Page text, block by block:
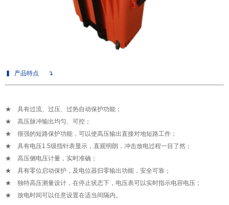
产品特点 ↴
★ 具有过流、过压、过热自动保护功能；
★ 高压脉冲输出均匀、可控；
★ 很强的短路保护功能，可以使高压输出直接对地短路工作；
★ 具有电压1.5级指针表显示，直观明朗，冲击放电过程一目了然；
★ 高压侧电压计量，实时准确；
★ 具有零位启动保护，及电位器归零输出功能，安全可靠；
★ 独特高压测量设计，在停止状态下，电压表可以实时指示电容电压；
★ 放电时间可以任意设置在适当间隔内。